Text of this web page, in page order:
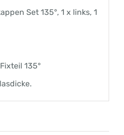
Set 135°, 1 x links, 1
135°